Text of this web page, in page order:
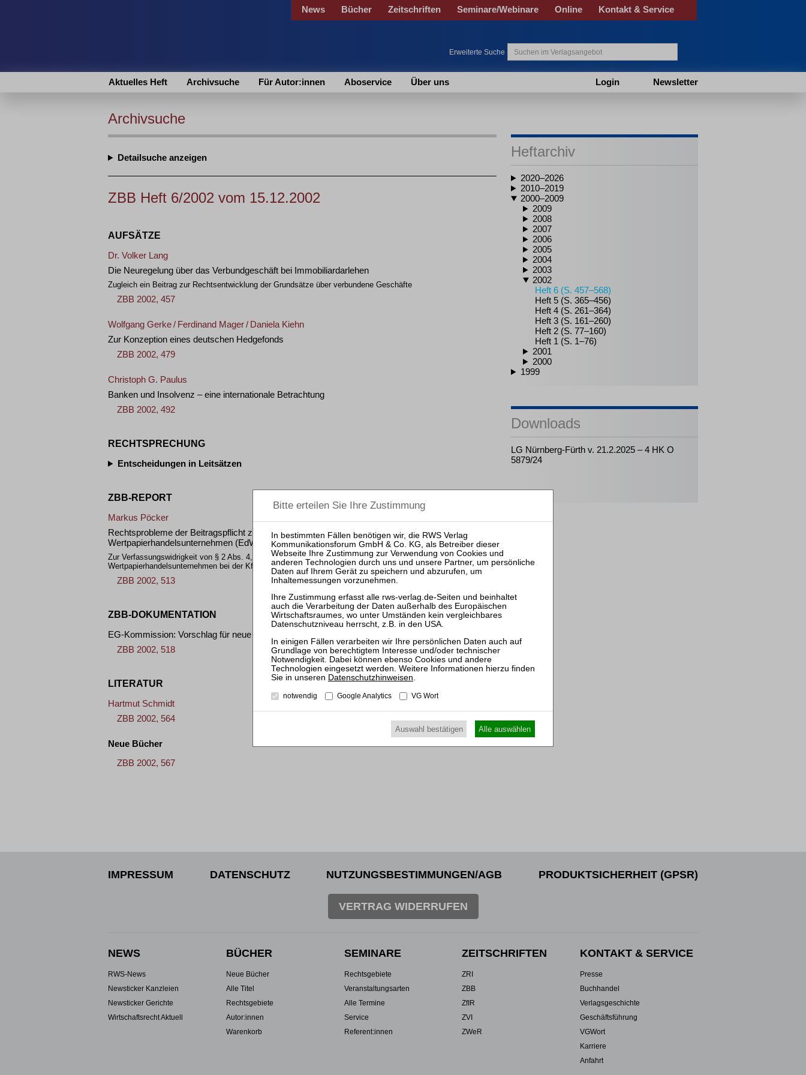
News Bücher Zeitschriften Seminare/Webinare Online Kontakt & Service
Erweiterte Suche
Aktuelles Heft Archivsuche Für Autor:innen Aboservice Über uns Newsletter
Login
Archivsuche
Detailsuche
ZBB Heft 6/2002 vom 15.12.2002
AUFSÄTZE
Dr. Volker Lang
Die Neuregelung über das Verbundgeschäft bei Immobiliardarlehen
Zugleich ein Beitrag zur Rechtsentwicklung der Grundsätze über verbundene Geschäfte
ZBB 2002, 457
Wolfgang Gerke/ Ferdinand Mager/ Daniela Kiehn
Zur Konzeption eines deutschen Hedgefonds
ZBB 2002, 479
Christoph G. Paulus
Banken und Insolvenz – eine internationale Betrachtung
ZBB 2002, 492
RECHTSPRECHUNG
Entscheidungen in Leitsätzen
ZBB-REPORT
Markus Pöcker
Rechtsprobleme der Beitragspflicht zur Entschädigungseinrichtung der
Wertpapierhandelsunternehmen (EdW)
Zur Verfassungswidrigkeit von § 2 Abs. 4, 5 der VO über die Beiträge zu der Entschädigungseinrichtung der
Wertpapierhandelsunternehmen bei der KfW
ZBB 2002, 513
ZBB-DOKUMENTATION
EG-Kommission: Vorschlag für neue Wertpapierdienstleistungsrichtlinie
ZBB 2002, 518
LITERATUR
Hartmut Schmidt
ZBB 2002, 564
Neue Bücher
ZBB 2002, 567
Heftarchiv
2020–2026
2010–2019
2000–2009
2009
2008
2007
2006
2005
2004
2003
2002
Heft 6 (S. 457–568)
Heft 5 (S. 365–456)
Heft 4 (S. 261–364)
Heft 3 (S. 161–260)
Heft 2 (S. 77–160)
Heft 1 (S. 1–76)
2001
2000
1999
Downloads
LG Nürnberg-Fürth v. 21.2.2025 – 4 HK O
5879/24
IMPRESSUM DATENSCHUTZ NUTZUNGSBESTIMMUNGEN/AGB PRODUKTSICHERHEIT (GPSR)
VERTRAG WIDERRUFEN
NEWS
RWS-News
Newsticker Kanzleien
Newsticker Gerichte
Wirtschaftsrecht Aktuell
BÜCHER
Neue Bücher
Alle Titel
Rechtsgebiete
Autor:innen
Warenkorb
SEMINARE
Rechtsgebiete
Veranstaltungsarten
Alle Termine
Service
Referent:innen
ZEITSCHRIFTEN
ZRI
ZBB
ZfIR
ZVI
ZWeR
KONTAKT & SERVICE
Presse
Buchhandel
Verlagsgeschichte
Geschäftsführung
VGWort
Karriere
Anfahrt
Datenschutzhinweisen
notwendig Google Analytics VG Wort
Auswahl bestätigen Alle auswählen